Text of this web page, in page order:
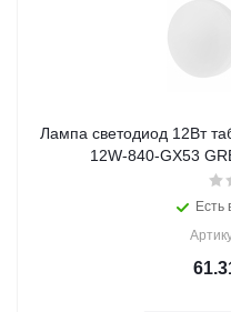
Лампа светодиод 12Вт
12W-840-GX53
Есть